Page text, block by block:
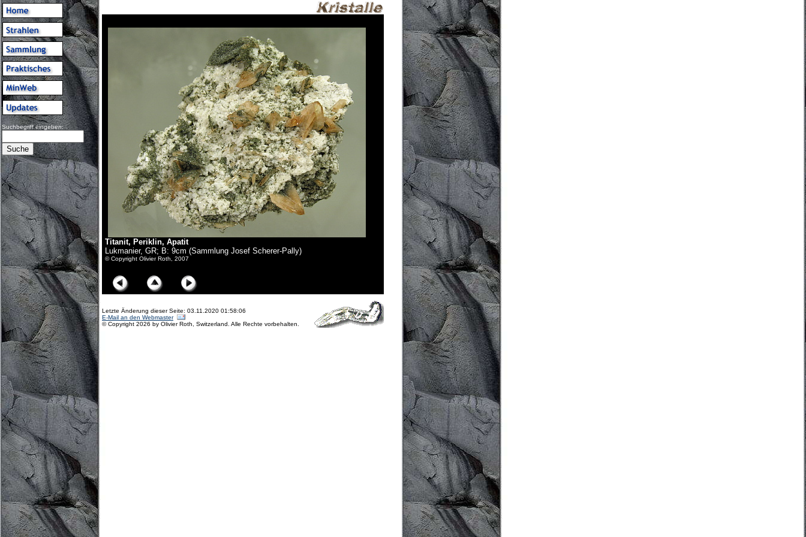
Suchbegriff eingeben:
Titanit, Periklin, Apatit
Lukmanier, GR; B: 9cm (Sammlung Josef Scherer-Pally)
© Copyright Olivier Roth, 2007
Letzte Änderung dieser Seite: 03.11.2020 01:58:06
E-Mail an den Webmaster
© Copyright 2026 by Olivier Roth, Switzerland. Alle Rechte vorbehalten.